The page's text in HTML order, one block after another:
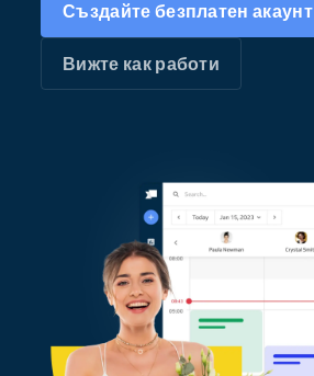
Създайте безплатен акаунт
Вижте как работи